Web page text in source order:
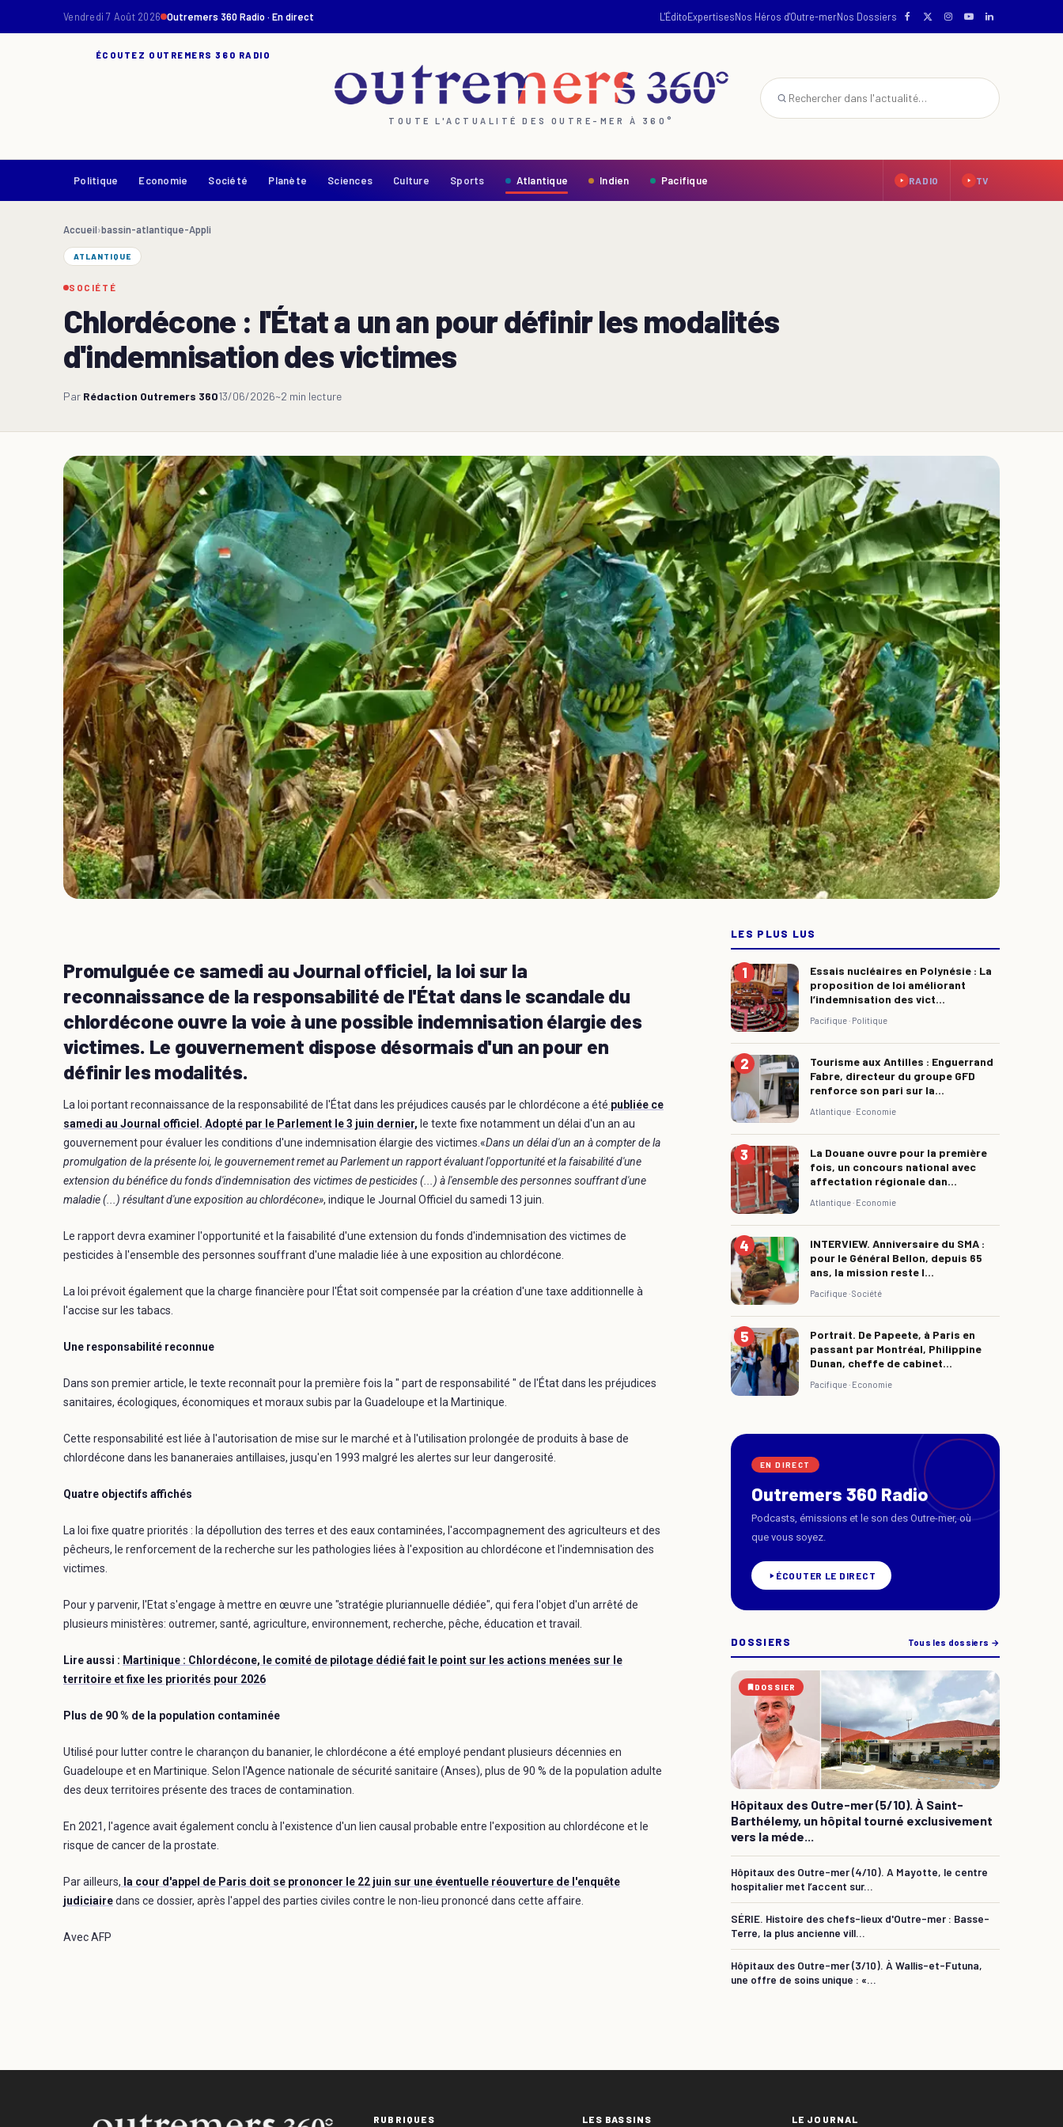
Vendredi 7 Août 2026 Outremers 360 Radio · En direct L'ÉditoExpertisesNos Héros d'Outre-merNos Dossiers
ÉCOUTEZ OUTREMERS 360 RADIO
TOUTE L'ACTUALITÉ DES OUTRE-MER À 360°
Politique Economie Société Planète Sciences Culture Sports Atlantique Indien Pacifique RADIO TV
Accueil›bassin-atlantique-Appli
ATLANTIQUE
SOCIÉTÉ
Chlordécone : l'État a un an pour définir les modalités
d'indemnisation des victimes
Par Rédaction Outremers 36013/06/2026~2 min lecture
Promulguée ce samedi au Journal officiel, la loi sur la
reconnaissance de la responsabilité de l'État dans le scandale du
chlordécone ouvre la voie à une possible indemnisation élargie des
victimes. Le gouvernement dispose désormais d'un an pour en
définir les modalités.
La loi portant reconnaissance de la responsabilité de l'État dans les préjudices causés par le chlordécone a été publiée ce
samedi au Journal officiel . Adopté par le Parlement le 3 juin dernier, le texte fixe notamment un délai d'un an au
gouvernement pour évaluer les conditions d'une indemnisation élargie des victimes.«Dans un délai d'un an à compter de la
promulgation de la présente loi, le gouvernement remet au Parlement un rapport évaluant l'opportunité et la faisabilité d'une
extension du bénéfice du fonds d'indemnisation des victimes de pesticides (...) à l'ensemble des personnes souffrant d'une
maladie (...) résultant d'une exposition au chlordécone», indique le Journal Officiel du samedi 13 juin.
Le rapport devra examiner l'opportunité et la faisabilité d'une extension du fonds d'indemnisation des victimes de
pesticides à l'ensemble des personnes souffrant d'une maladie liée à une exposition au chlordécone.
La loi prévoit également que la charge financière pour l'État soit compensée par la création d'une taxe additionnelle à
l'accise sur les tabacs.
Une responsabilité reconnue
Dans son premier article, le texte reconnaît pour la première fois la " part de responsabilité " de l'État dans les préjudices
sanitaires, écologiques, économiques et moraux subis par la Guadeloupe et la Martinique.
Cette responsabilité est liée à l'autorisation de mise sur le marché et à l'utilisation prolongée de produits à base de
chlordécone dans les bananeraies antillaises, jusqu'en 1993 malgré les alertes sur leur dangerosité.
Quatre objectifs affichés
La loi fixe quatre priorités : la dépollution des terres et des eaux contaminées, l'accompagnement des agriculteurs et des
pêcheurs, le renforcement de la recherche sur les pathologies liées à l'exposition au chlordécone et l'indemnisation des
victimes.
Pour y parvenir, l'Etat s'engage à mettre en œuvre une "stratégie pluriannuelle dédiée", qui fera l'objet d'un arrêté de
plusieurs ministères: outremer, santé, agriculture, environnement, recherche, pêche, éducation et travail.
Lire aussi : Martinique : Chlordécone, le comité de pilotage dédié fait le point sur les actions menées sur le
territoire et fixe les priorités pour 2026
Plus de 90 % de la population contaminée
Utilisé pour lutter contre le charançon du bananier, le chlordécone a été employé pendant plusieurs décennies en
Guadeloupe et en Martinique. Selon l'Agence nationale de sécurité sanitaire (Anses), plus de 90 % de la population adulte
des deux territoires présente des traces de contamination.
En 2021, l'agence avait également conclu à l'existence d'un lien causal probable entre l'exposition au chlordécone et le
risque de cancer de la prostate.
Par ailleurs, la cour d'appel de Paris doit se prononcer le 22 juin sur une éventuelle réouverture de l'enquête
judiciairedans ce dossier, après l'appel des parties civiles contre le non-lieu prononcé dans cette affaire.
Avec AFP
LES PLUS LUS
Essais nucléaires en Polynésie : La
proposition de loi améliorant
l’indemnisation des vict...
Pacifique · Politique
Tourisme aux Antilles : Enguerrand
Fabre, directeur du groupe GFD
renforce son pari sur la...
Atlantique · Economie
La Douane ouvre pour la première
fois, un concours national avec
affectation régionale dan...
Atlantique · Economie
INTERVIEW. Anniversaire du SMA :
pour le Général Bellon, depuis 65
ans, la mission reste l...
Pacifique ·Société
Portrait. De Papeete, à Paris en
passant par Montréal, Philippine
Dunan, cheffe de cabinet...
Pacifique · Economie
EN DIRECT
Outremers 360 Radio
Podcasts, émissions et le son des Outre-mer, où
que vous soyez.
ÉCOUTER LE DIRECT
DOSSIERS Tous les dossiers →
DOSSIER
Hôpitaux des Outre-mer (5/10). À Saint-
Barthélemy, un hôpital tourné exclusivement
vers la méde...
Hôpitaux des Outre-mer (4/10). A Mayotte, le centre
hospitalier met l’accent sur...
SÉRIE. Histoire des chefs-lieux d'Outre-mer : Basse-
Terre, la plus ancienne vill...
Hôpitaux des Outre-mer (3/10). À Wallis-et-Futuna,
une offre de soins unique : «...
RUBRIQUES LES BASSINS LE JOURNAL